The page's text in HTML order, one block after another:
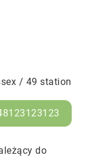
/ 49 station
do